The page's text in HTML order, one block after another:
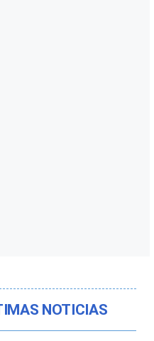
NOTICIAS